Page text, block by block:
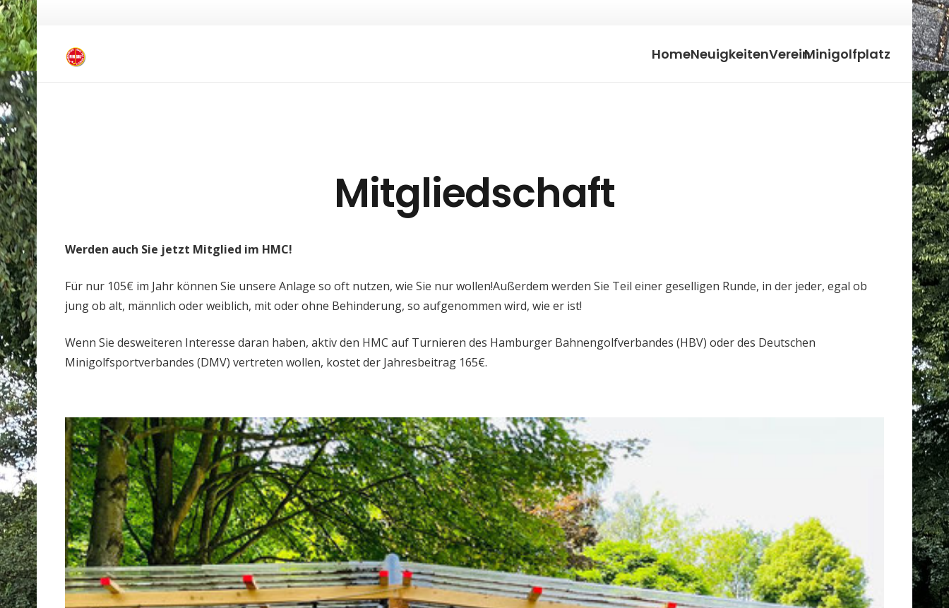
HomeNeuigkeitenVereinMinigolfplatz
Mitgliedschaft
Werden auch Sie jetzt Mitglied im HMC!
Für nur 105€ im Jahr können Sie unsere Anlage so oft nutzen, wie Sie nur wollen!Außerdem werden Sie Teil einer geselligen Runde, in der jeder, egal ob
jung ob alt, männlich oder weiblich, mit oder ohne Behinderung, so aufgenommen wird, wie er ist!
Wenn Sie desweiteren Interesse daran haben, aktiv den HMC auf Turnieren des Hamburger Bahnengolfverbandes (HBV) oder des Deutschen
Minigolfsportverbandes (DMV) vertreten wollen, kostet der Jahresbeitrag 165€.